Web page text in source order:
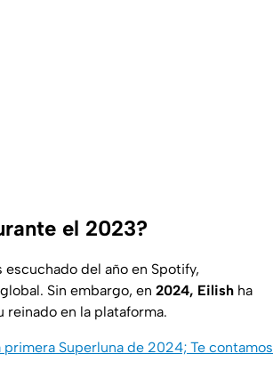
el 2023?
escuchado del año en Spotify,
Sin embargo, en 2024, Eilish ha
en la plataforma.
primera Superluna de 2024; Te contamos